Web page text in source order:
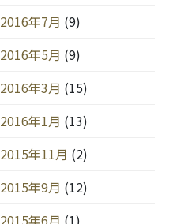
2016年7月 (9)
2016年5月 (9)
2016年3月 (15)
2016年1月 (13)
2015年11月 (2)
2015年9月 (12)
2015年6月 (1)